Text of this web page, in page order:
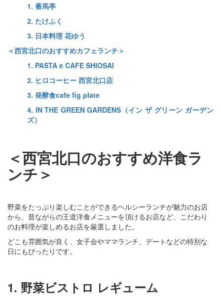
1. 番馬亭
2. たけふく
3. 日本料理 花ゆう
＜西宮北口のおすすめカフェランチ＞
1. PASTA e CAFE SHIOSAI
2. ヒロコーヒー 西宮北口店
3. 発酵食cafe fig plate
4. IN THE GREEN GARDENS（イン ザ グリーン ガーデン
ズ）
＜西宮北口のおすすめ洋食ラ
ンチ＞
野菜をたっぷり楽しむことができるヘルシーランチが魅力のお店
から、昔ながらの王道洋食メニューを頂けるお店など、こだわり
のお料理が楽しめるお店を厳選しました。
どこも雰囲気が良く、女子会やママランチ、デートなどの特別な
日にもぴったりです。
1. 野菜ビストロ レギューム